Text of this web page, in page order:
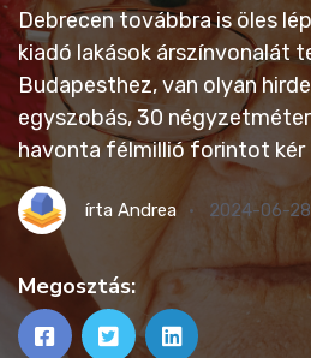
Debrecen továbbra is öles
kiadó lakások árszínvonalát
Budapesthez, van olyan
egyszobás, 30
havonta félmillió forintot kér
írta Andrea 2024-06-28
Megosztás: